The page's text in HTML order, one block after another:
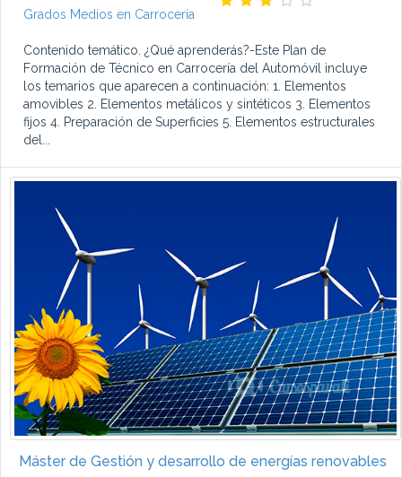
Grados Medios en Carrocería
Contenido temático. ¿Qué aprenderás?-Este Plan de
Formación de Técnico en Carrocería del Automóvil incluye
los temarios que aparecen a continuación: 1. Elementos
amovibles 2. Elementos metálicos y sintéticos 3. Elementos
fijos 4. Preparación de Superficies 5. Elementos estructurales
del...
Máster de Gestión y desarrollo de energías renovables